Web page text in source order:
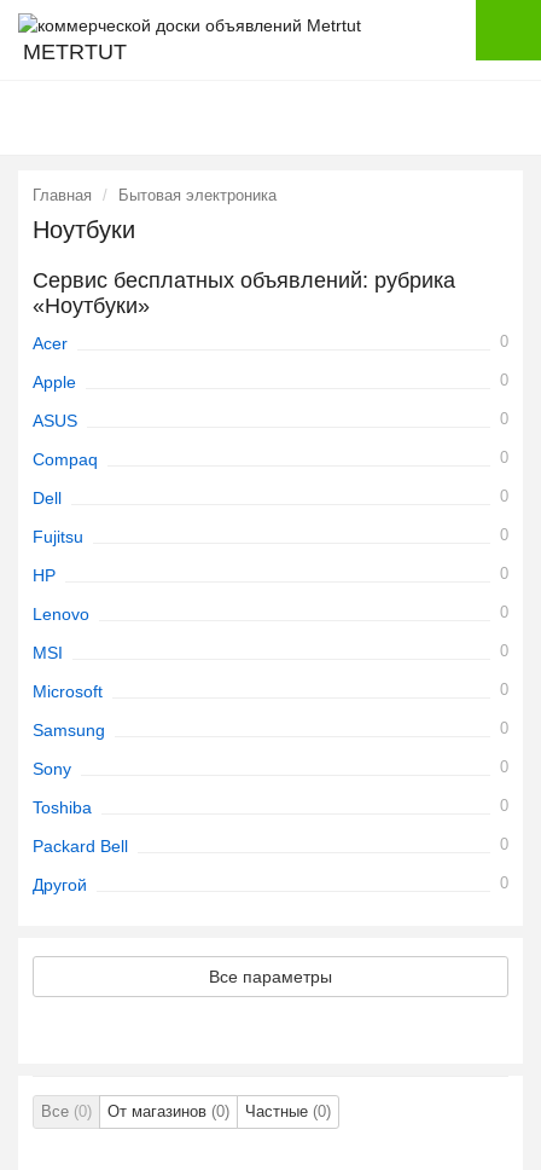
METRTUT
Главная Бытовая электроника
Ноутбуки
Сервис бесплатных объявлений: рубрика
«Ноутбуки»
Acer 0
Apple 0
ASUS 0
Compaq 0
Dell 0
Fujitsu 0
HP 0
Lenovo 0
MSI 0
Microsoft 0
Samsung 0
Sony 0
Toshiba 0
Packard Bell 0
Другой 0
Все параметры
Все (0) От магазинов (0) Частные (0)